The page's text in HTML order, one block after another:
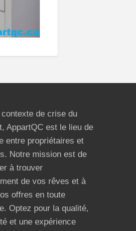
de crise du
AppartQC est le lieu de
entre propriétaires et
Notre mission est de
à trouver
de vos rêves et à
offres en toute
Optez pour la qualité,
et une expérience